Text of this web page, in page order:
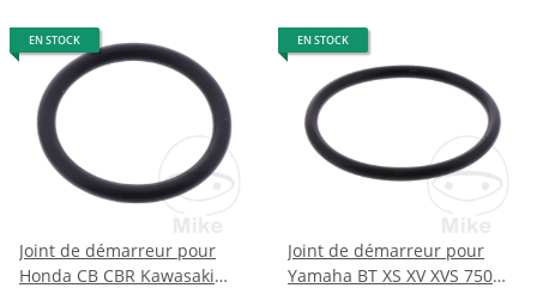
EN STOCK
Joint de démarreur pour
Honda CB CBR Kawasaki
EN STOCK
Joint de démarreur pour
Yamaha BT XS XV XVS 750